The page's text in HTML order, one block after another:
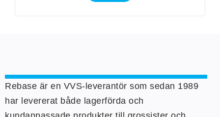
Rebase är en VVS-leverantör som sedan 1989
har levererat både lagerförda och